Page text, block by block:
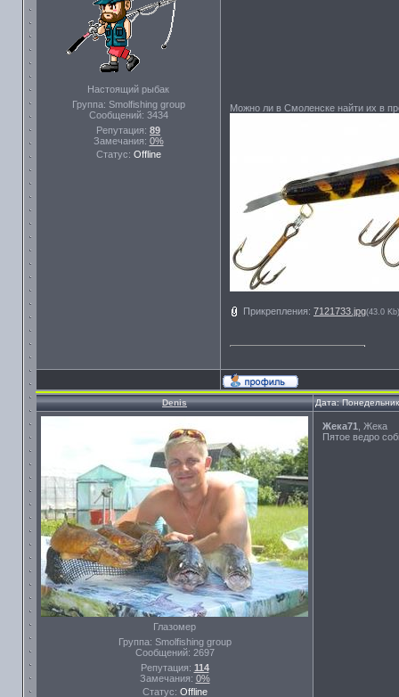
Настоящий рыбак
Группа: Smolfishing group
Сообщений: 3434
Репутация: 89
Замечания: 0%
Статус: Offline
Можно ли в Смоленске найти их в
Прикрепления: 7121733.jpg(43.0 Kb)
Denis Дата:
Глазомер
Группа: Smolfishing group
Сообщений: 2697
Репутация: 114
Замечания: 0%
Статус: Offline
Жека71
, Жека
Пятое ведро